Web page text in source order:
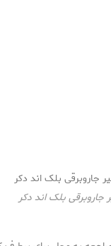
جاروبرقی بلک اند دکر